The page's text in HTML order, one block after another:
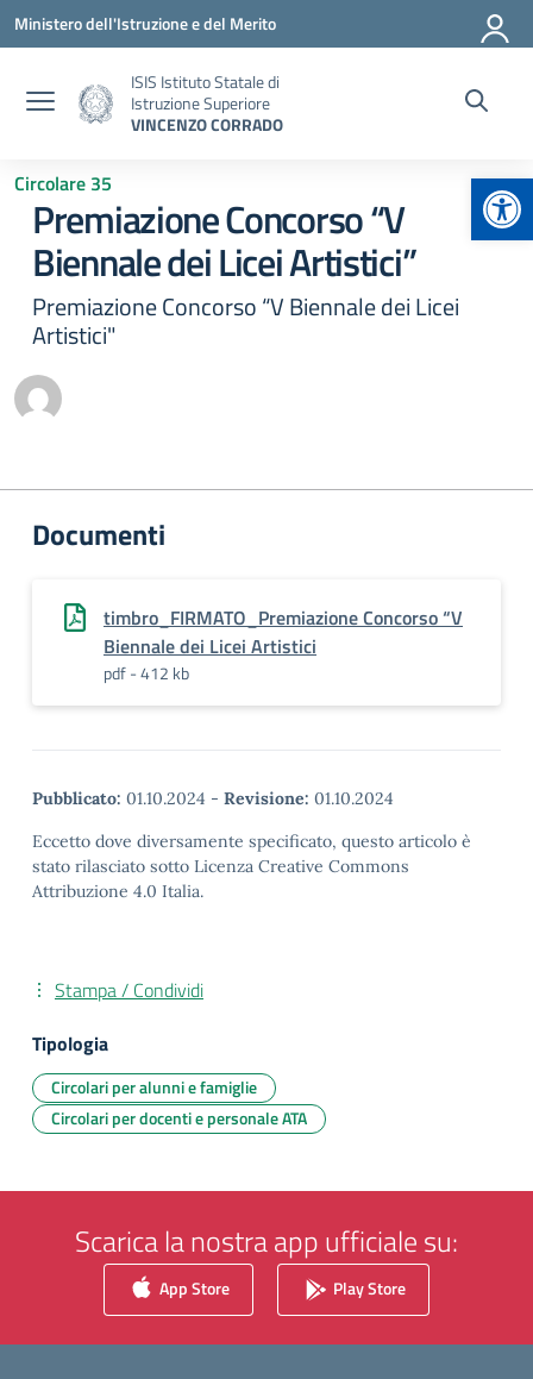
Vai ai contenuti
Vai al menu di navigazione
Vai al footer
Ministero dell'Istruzione e del Merito
ISIS Istituto Statale di
Istruzione Superiore
VINCENZO CORRADO
Circolare 35
Premiazione Concorso “V
Biennale dei Licei Artistici”
Premiazione Concorso “V Biennale dei Licei
Artistici"
Documenti
timbro_FIRMATO_Premiazione Concorso “V
Biennale dei Licei Artistici
pdf - 412 kb
Pubblicato: 01.10.2024 - Revisione: 01.10.2024
Eccetto dove diversamente specificato, questo articolo è
stato rilasciato sotto Licenza Creative Commons
Attribuzione 4.0 Italia.
Stampa / Condividi
Tipologia
Circolari per alunni e famiglie
Circolari per docenti e personale ATA
Scarica la nostra app ufficiale su:
App Store Play Store